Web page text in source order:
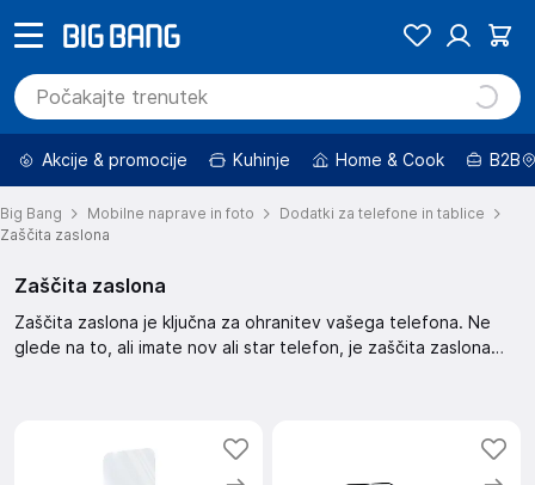
Akcije & promocije Kuhinje Home & Cook B2B
Big Bang Mobilne naprave in foto
Dodatki za telefone in tablice
Zaščita zaslona
Zaščita zaslona
Zaščita zaslona je ključna za ohranitev vašega telefona. Ne
glede na to, ali imate nov ali star telefon, je zaščita zaslona